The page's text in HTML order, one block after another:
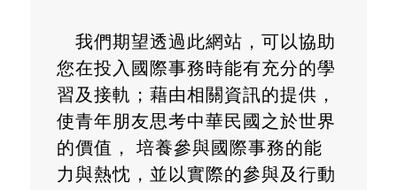
我們期望透過此網站，可以協助
您在投入國際事務時能有充分的學
習及接軌；藉由相關資訊的提供，
使青年朋友思考中華民國之於世界
的價值， 培養參與國際事務的能
力與熱忱，並以實際的參與及行動